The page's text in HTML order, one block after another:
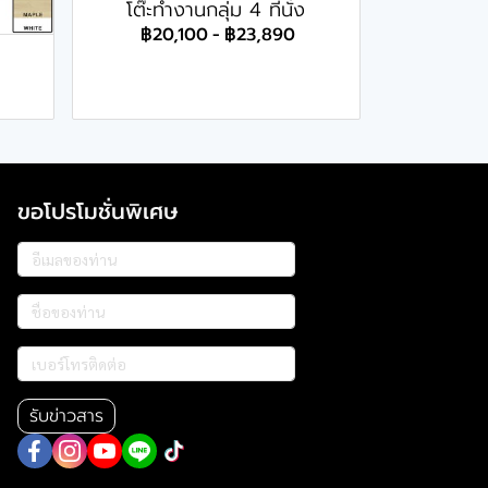
โต๊ะทำงานกลุ่ม 4 ที่นั่ง
฿20,100- ฿23,890
ขอโปรโมชั่นพิเศษ
รับข่าวสาร